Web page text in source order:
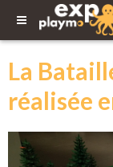
La
réalisée